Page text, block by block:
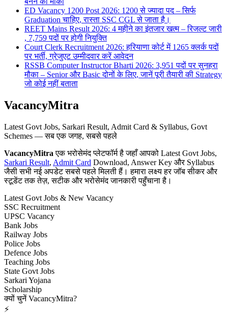
ED Vacancy 1200 Post 2026: 1200 से ज्यादा पद – सिर्फ
Graduation चाहिए, रास्ता SSC CGL से जाता है।
REET Mains Result 2026: 4 महीने का इंतजार खत्म – रिजल्ट जारी
, 7,759 पदों पर होगी नियुक्ति
Court Clerk Recruitment 2026: हरियाणा कोर्ट में 1265 क्लर्क पदों
पर भर्ती, ग्रेजुएट उम्मीदवार करें आवेदन
RSSB Computer Instructor Bharti 2026: 3,951 पदों पर सुनहरा
मौका – Senior और Basic दोनों के लिए, जानें पूरी तैयारी की Strategy
जो कोई नहीं बताता
VacancyMitra
Latest Govt Jobs, Sarkari Result, Admit Card & Syllabus, Govt
Schemes — सब एक जगह, सबसे पहले
VacancyMitra एक भरोसेमंद प्लेटफॉर्म है जहाँ आपको Latest Govt Jobs,
Sarkari Result, Admit Card Download, Answer Key और Syllabus
जैसी सभी नई अपडेट सबसे पहले मिलती हैं। हमारा लक्ष्य हर जॉब सीकर और
स्टूडेंट तक तेज़, सटीक और भरोसेमंद जानकारी पहुँचाना है।
Latest Govt Jobs & New Vacancy
SSC Recruitment
UPSC Vacancy
Bank Jobs
Railway Jobs
Police Jobs
Defence Jobs
Teaching Jobs
State Govt Jobs
Sarkari Yojana
Scholarship
क्यों चुनें VacancyMitra?
⚡